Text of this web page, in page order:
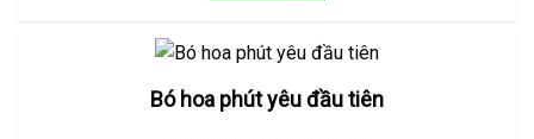
Bó hoa phút yêu đầu tiên